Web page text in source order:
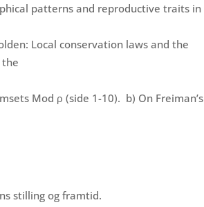
patterns and reproductive traits in
Local conservation laws and the
Mod ρ (side 1-10). b) On Freiman’s
stilling og framtid.